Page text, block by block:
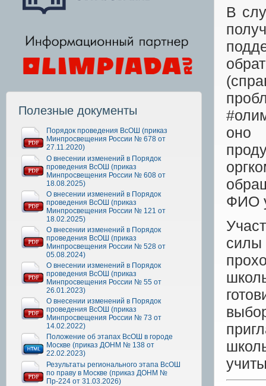
Полезные документы
Порядок проведения ВсОШ (приказ
Минпросвещения России № 678 от
27.11.2020)
О внесении изменений в Порядок
проведения ВсОШ (приказ
Минпросвещения России № 608 от
18.08.2025)
О внесении изменений в Порядок
проведения ВсОШ (приказ
Минпросвещения России № 121 от
18.02.2025)
О внесении изменений в Порядок
проведения ВсОШ (приказ
Минпросвещения России № 528 от
05.08.2024)
О внесении изменений в Порядок
проведения ВсОШ (приказ
Минпросвещения России № 55 от
26.01.2023)
О внесении изменений в Порядок
проведения ВсОШ (приказ
Минпросвещения России № 73 от
14.02.2022)
Положение об этапах ВсОШ в городе
Москве (приказ ДОНМ № 138 от
22.02.2023)
Результаты регионального этапа ВсОШ
по праву в Москве (приказ ДОНМ №
Пр-224 от 31.03.2026)
В
оно
ФИО
силы